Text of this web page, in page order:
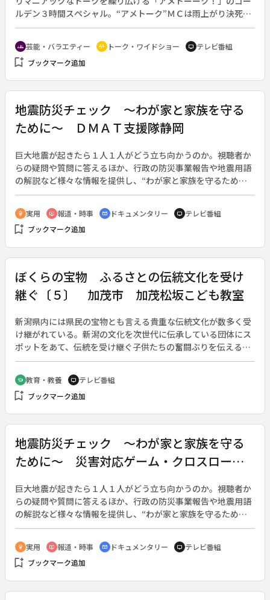
ら半年が過ぎ、能島さんは描きかけのスケッチに向き合った。
ルデン３時間スペシャル。“アメトーク”ＭＣは雨上がり決死
隊。◆この回は、２００８年大ブレークしているタレントが集
まった「売れっ子オモロー祭り」、名作と語り継がれるバスケ
漫画“ＳＬＡＭＤＵＮＫ”大好き「スラムダンク芸人」、スペシ
ャルではおなじみ・５回目の登場となる「華の４７年組」、そ
た「家電芸人」、という４つのくくりで展開する。
groups 芸能・バラエティー adaptive_audio_mic トーク・ワイドショー tv テレビ番組
bookmark_add ブックマーク追加
地震防災チェック ～わが家と家族を守る
ために～ ＤＭＡＴ支援隊静岡
巨大地震が起きたら１人１人がどう立ち向かうのか。視聴者か
らの疑問や質問に答えるほか、行政の防災事業報告や地震用語
の解説など様々な情報を提供し、“わが家と家族を守るため
に”人々の地震に対する防災意識を高める。（２００１年４月
放送開始）◆この回は「ＤＭＡＴ支援隊静岡」。
emoji_objects 実用 ondemand_video 報道・時事 cinematic_blur ドキュメンタリー tv テレビ番組
bookmark_add ブックマーク追加
ぼくらの宝物 ふるさとの伝統文化を受け
継ぐ〔５〕 加茂市 加茂松坂こども教室
新潟県内には県民の宝物とも言える貴重な伝統文化が数多く受
け継がれている。新潟の文化を次世代に伝承している団体にス
ポットをあて、伝統を受け継ぐ子供たちの奮闘ぶりを伝えると
ともに、ふるさとの風土や人々の絆を紹介するシリーズ番組。
（２００８年１月５日～３月２９日放送、全１３回）◆第５回
は、加茂市の加茂松坂こども教室。北越の小京都・木工の町と
して有名で中でも桐タンスは全国の生産量７０％をしめてい
茂松坂を受け継いでいこうと日々練習に励む子供達の姿と子供
たちに伝統芸能を受け継いでもらいたいと指導するザ・松坂の
メンバーたちの姿も追う。
school 教育・教養 tv テレビ番組
bookmark_add ブックマーク追加
地震防災チェック ～わが家と家族を守る
ために～ 災害対応ゲーム・クロスロード
巨大地震が起きたら１人１人がどう立ち向かうのか。視聴者か
らの疑問や質問に答えるほか、行政の防災事業報告や地震用語
の解説など様々な情報を提供し、“わが家と家族を守るため
に”人々の地震に対する防災意識を高める。（２００１年４月
放送開始）◆この回は「災害対応ゲーム・クロスロード２」。
emoji_objects 実用 ondemand_video 報道・時事 cinematic_blur ドキュメンタリー tv テレビ番組
bookmark_add ブックマーク追加